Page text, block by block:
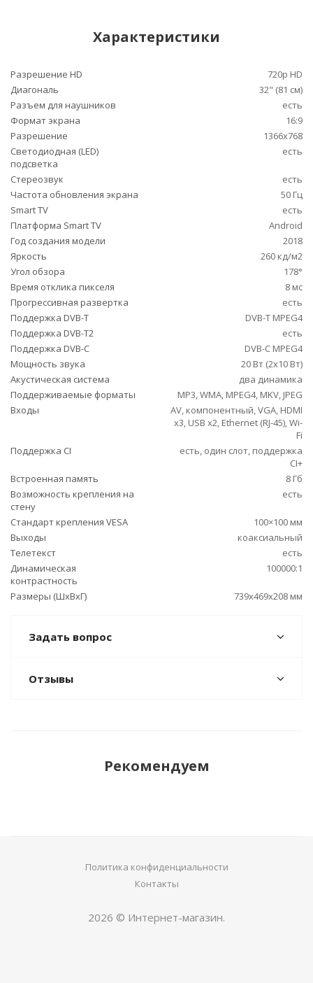
Характеристики
Разрешение HD
720p HD
Диагональ
32" (81 см)
Разъем для наушников
есть
Формат экрана
16:9
Разрешение
1366x768
Светодиодная (LED)
подсветка
есть
Стереозвук
есть
Частота обновления экрана
50 Гц
Smart TV
есть
Платформа Smart TV
Android
Год создания модели
2018
Яркость
260 кд/м2
Угол обзора
178°
Время отклика пикселя
8 мс
Прогрессивная развертка
есть
Поддержка DVB-T
DVB-T MPEG4
Поддержка DVB-T2
есть
Поддержка DVB-C
DVB-C MPEG4
Мощность звука
20 Вт (2х10 Вт)
Акустическая система
два динамика
Поддерживаемые форматы
MP3, WMA, MPEG4, MKV, JPEG
Входы
AV, компонентный, VGA, HDMI
x3, USB x2, Ethernet (RJ-45), Wi-
Fi
Поддержка CI
есть, один слот, поддержка
CI+
Встроенная память
8 Гб
Возможность крепления на
стену
есть
Стандарт крепления VESA
100×100 мм
Выходы
коаксиальный
Телетекст
есть
Динамическая
контрастность
100000:1
Размеры (ШxВxГ) 739x469x208 мм
Задать вопрос
Отзывы
Рекомендуем
Политика конфиденциальности
Контакты
2026 © Интернет-магазин.